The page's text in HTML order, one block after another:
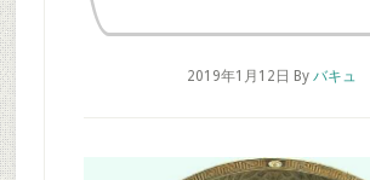
2019年1月12日 By バキュ